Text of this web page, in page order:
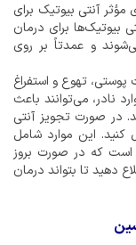
آنتی بیوتیک برای
بیوتیک‌ها برای درمان
و عمدتاً بر روی
تهوع و استفراغ
نادر، می‌توانند باعث
در صورت تجویز آنتی
کنید. این موارد شامل
است که در صورت بروز
دهید تا بتواند درمان